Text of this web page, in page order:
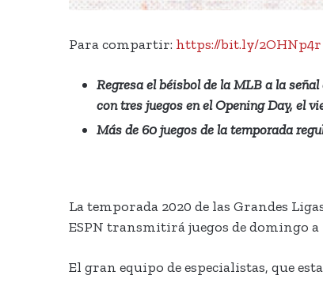
Para compartir: https://bit.ly/2OHNp4r
Regresa el béisbol de la MLB a la
con tres juegos en el Opening Day, el
Más de 60 juegos de la temporada
La temporada 2020 de las Grandes
ESPN transmitirá juegos de domingo a
El gran equipo de especialistas, que